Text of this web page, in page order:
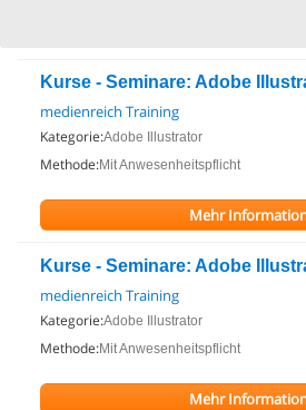
Kurse - Seminare: Adobe
medienreich Training
Kategorie:Adobe Illustrator
Methode:Mit Anwesenheitspflicht
Mehr
Kurse - Seminare: Adobe
medienreich Training
Kategorie:Adobe Illustrator
Methode:Mit Anwesenheitspflicht
Mehr